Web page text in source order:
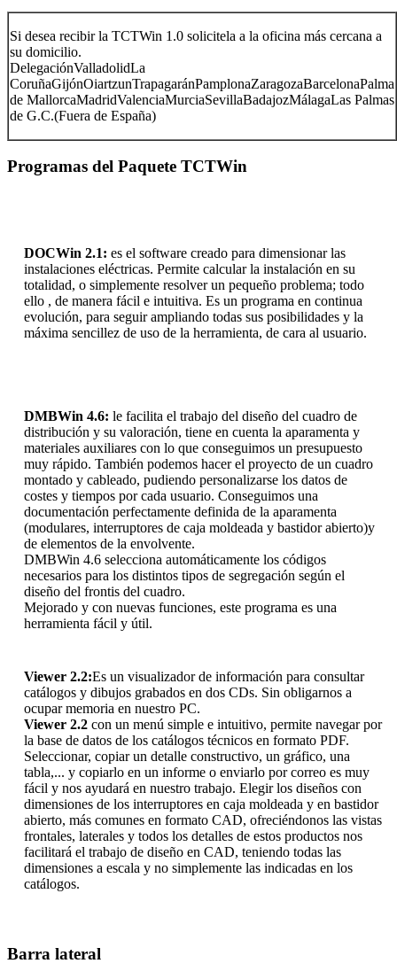
Si desea recibir la TCTWin 1.0 solicitela a la oficina más cercana a
su domicilio.
DelegaciónValladolidLa
CoruñaGijónOiartzunTrapagaránPamplonaZaragozaBarcelonaPalma
de MallorcaMadridValenciaMurciaSevillaBadajozMálagaLas Palmas
de G.C.(Fuera de España)
Programas del Paquete TCTWin
DOCWin 2.1: es el software creado para dimensionar las
instalaciones eléctricas. Permite calcular la instalación en su
totalidad, o simplemente resolver un pequeño problema; todo
ello , de manera fácil e intuitiva. Es un programa en continua
evolución, para seguir ampliando todas sus posibilidades y la
máxima sencillez de uso de la herramienta, de cara al usuario.
DMBWin 4.6: le facilita el trabajo del diseño del cuadro de
distribución y su valoración, tiene en cuenta la aparamenta y
materiales auxiliares con lo que conseguimos un presupuesto
muy rápido. También podemos hacer el proyecto de un cuadro
montado y cableado, pudiendo personalizarse los datos de
costes y tiempos por cada usuario. Conseguimos una
documentación perfectamente definida de la aparamenta
(modulares, interruptores de caja moldeada y bastidor abierto)y
de elementos de la envolvente.
DMBWin 4.6 selecciona automáticamente los códigos
necesarios para los distintos tipos de segregación según el
diseño del frontis del cuadro.
Mejorado y con nuevas funciones, este programa es una
herramienta fácil y útil.
Viewer 2.2:Es un visualizador de información para consultar
catálogos y dibujos grabados en dos CDs. Sin obligarnos a
ocupar memoria en nuestro PC.
Viewer 2.2 con un menú simple e intuitivo, permite navegar por
la base de datos de los catálogos técnicos en formato PDF.
Seleccionar, copiar un detalle constructivo, un gráfico, una
tabla,... y copiarlo en un informe o enviarlo por correo es muy
fácil y nos ayudará en nuestro trabajo. Elegir los diseños con
dimensiones de los interruptores en caja moldeada y en bastidor
abierto, más comunes en formato CAD, ofreciéndonos las vistas
frontales, laterales y todos los detalles de estos productos nos
facilitará el trabajo de diseño en CAD, teniendo todas las
dimensiones a escala y no simplemente las indicadas en los
catálogos.
Barra lateral